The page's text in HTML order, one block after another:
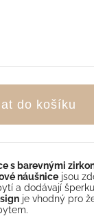
do košíku
s barevnými
náušnice jsou
a dodávají
je vhodný pro